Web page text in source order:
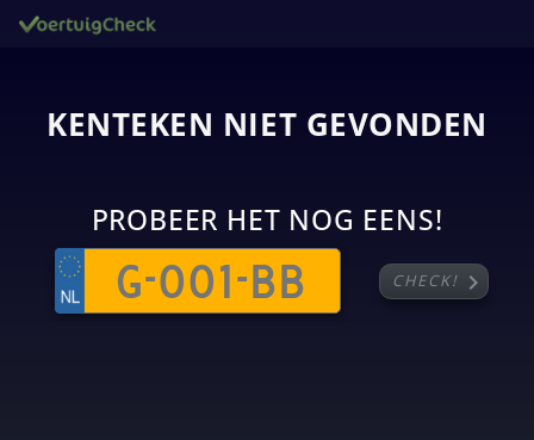
KENTEKEN NIET GEVONDEN
PROBEER HET NOG EENS!
CHECK! chevron_right